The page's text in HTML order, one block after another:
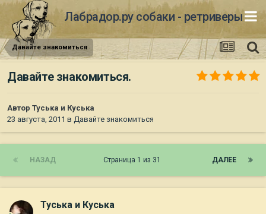
Лабрадор.ру собаки - ретриверы
Давайте знакомиться
Давайте знакомиться.
Автор Туська и Куська
23 августа, 2011 в Давайте знакомиться
НАЗАД ДАЛЕЕ
Страница 1 из 31
Туська и Куська